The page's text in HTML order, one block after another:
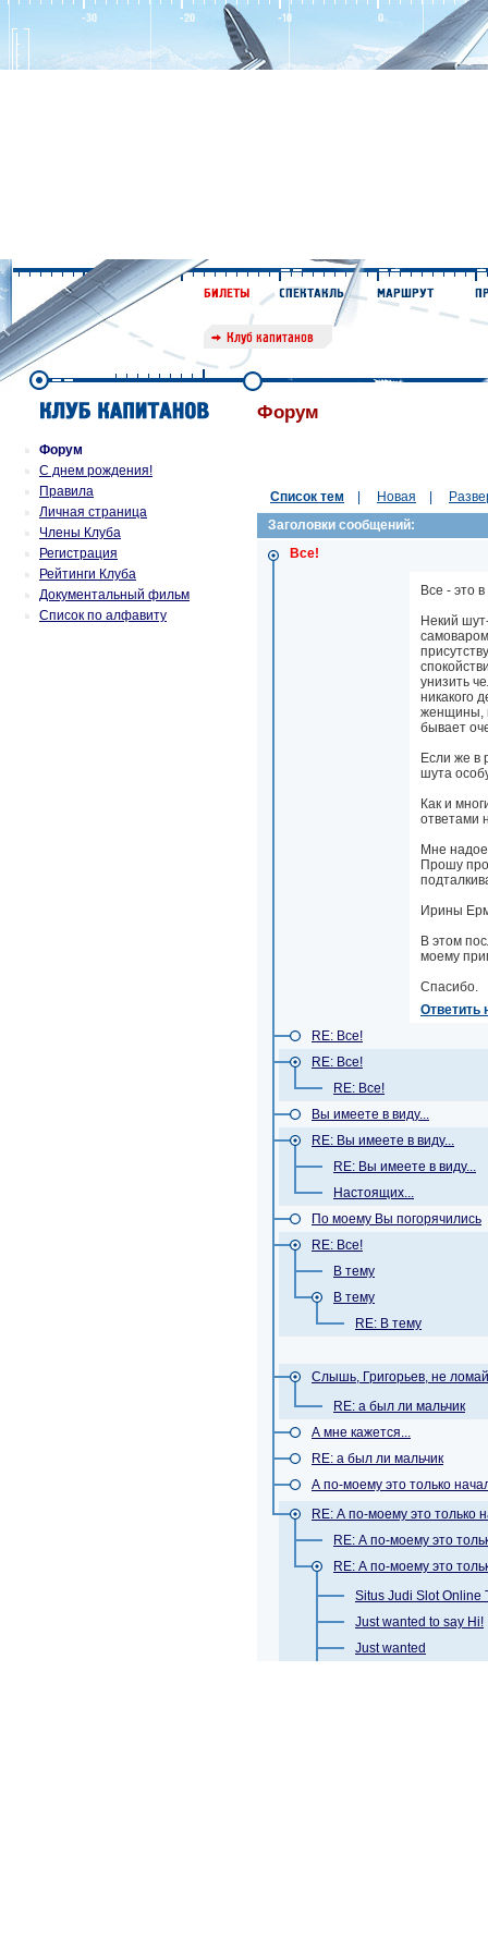
Форум
С днем рождения!
Правила
Личная страница
Члены Клуба
Регистрация
Рейтинги Клуба
Документальный фильм
Список по алфавиту
Форум
Список тем Новая
Заголовки сообщений:
Все!
Все - это
Некий
унизить
никакого
женщины,
бывает
Если же в
шута
Как и
ответами
Мне
Прошу
Ирины
В этом
моему
Спасибо.
Ответить
RE: Все!
RE: Все!
RE: Все!
Вы имеете в виду...
RE: Вы имеете в виду...
RE: Вы имеете в виду...
Настоящих...
По моему Вы погорячились
RE: Все!
В тему
В тему
RE: В тему
Слышь, Григорьев, не
RE: а был ли мальчик
А мне кажется...
RE: а был ли мальчик
А по-моему это только
RE: А по-моему это только
RE: А по-моему это
RE: А по-моему это
Situs Judi Slot Online
Just wanted to say Hi!
Just wanted